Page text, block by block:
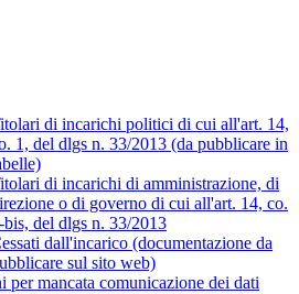
di incarichi politici di cui all'art. 14,
1, del dlgs n. 33/2013 (da pubblicare in
di incarichi di amministrazione, di
o di governo di cui all'art. 14, co.
bis, del dlgs n. 33/2013
dall'incarico (documentazione da
sul sito web)
per mancata comunicazione dei dati